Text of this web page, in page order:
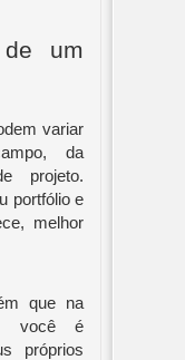
um
variar
da
projeto.
portfólio e
melhor
que na
você é
próprios